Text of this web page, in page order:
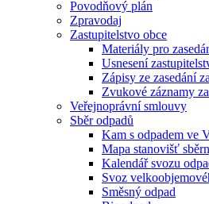
Povodňový plán
Zpravodaj
Zastupitelstvo obce
Materiály pro
Usnesení
Zápisy ze zasedání
Zvukové záznamy
Veřejnoprávní smlouvy
Sběr odpadů
Kam s odpadem ve
Mapa stanovišť
Kalendář svozu
Svoz
Směsný odpad